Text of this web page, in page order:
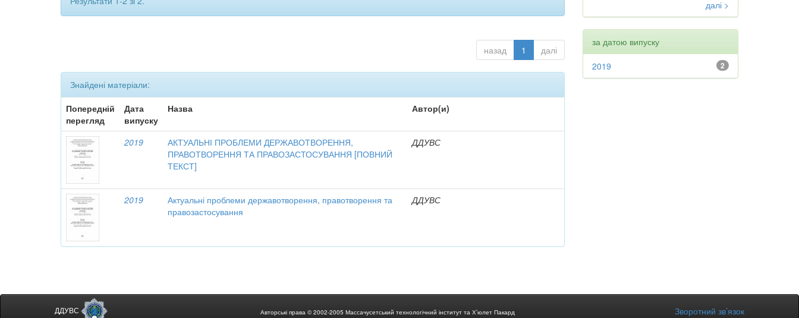
назад 1 далі
Знайдені матеріали:
Попередній
перегляд
Дата
випуску
Назва Автор(и)
2019
АКТУАЛЬНІ ПРОБЛЕМИ ДЕРЖАВОТВОРЕННЯ,
ПРАВОТВОРЕННЯ ТА ПРАВОЗАСТОСУВАННЯ [ПОВНИЙ
ТЕКСТ]
ДДУВС
2019
Актуальні проблеми державотворення, правотворення та
правозастосування
ДДУВС
далі >
за датою випуску
2
2019
ДДУВС Авторські права © 2002-2005 Массачусетський технологічний інститут та Х’юлет Пакард Зворотний зв’язок